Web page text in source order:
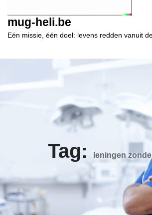
mug-heli.be
Eén missie, één doel: levens redden vanuit
Tag: leningen